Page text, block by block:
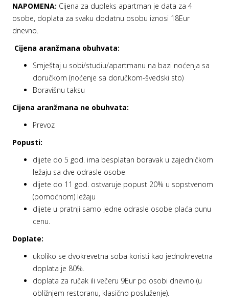
NAPOMENA: Cijena za dupleks apartman je data za 4
osobe, doplata za svaku dodatnu osobu iznosi 18Eur
dnevno.
Cijena aranžmana obuhvata:
Smještaj u sobi/studiu/apartmanu na bazi noćenja sa
doručkom (noćenje sa doručkom-švedski sto)
Boravišnu taksu
Cijena aranžmana ne obuhvata:
Prevoz
Popusti:
dijete do 5 god. ima besplatan boravak u zajedničkom
ležaju sa dve odrasle osobe
dijete do 11 god. ostvaruje popust 20% u sopstvenom
(pomoćnom) ležaju
dijete u pratnji samo jedne odrasle osobe plaća punu
cenu.
Doplate:
ukoliko se dvokrevetna soba koristi kao jednokrevetna
doplata je 80%.
doplata za ručak ili večeru 9Eur po osobi dnevno (u
obližnjem restoranu, klasično posluženje).